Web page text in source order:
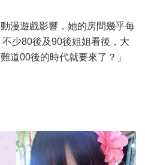
漫遊戲影響，她的房間幾乎每
少80後及90後姐姐看後，大
道00後的時代就要來了？」